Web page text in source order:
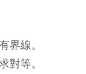
界線。
對等。